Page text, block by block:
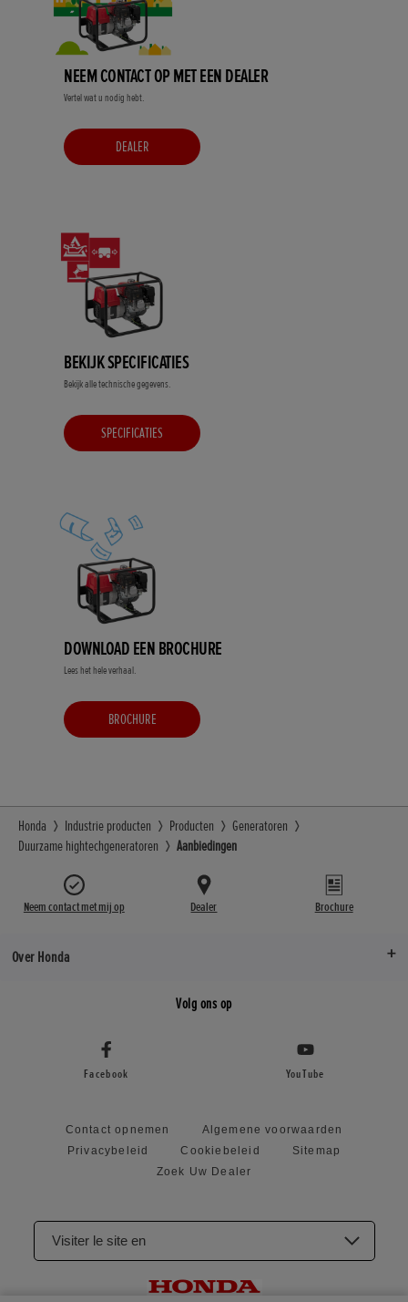
NEEM CONTACT OP MET EEN DEALER
Vertel wat u nodig hebt.
DEALER
BEKIJK SPECIFICATIES
Bekijk alle technische gegevens.
SPECIFICATIES
DOWNLOAD EEN BROCHURE
Lees het hele verhaal.
BROCHURE
Honda Industrie producten Producten
Generatoren
Duurzame hightechgeneratoren
Aanbiedingen
Neem contact met mij op Dealer Brochure
Over Honda
Volg ons op
Facebook YouTube
Contact opnemen
Algemene voorwaarden
Privacybeleid
Cookiebeleid
Sitemap
Zoek Uw Dealer
Visiter le site en